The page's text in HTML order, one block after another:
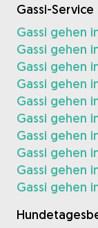
Gassi-Service
Gassi gehen
Gassi gehen
Gassi gehen
Gassi gehen
Gassi gehen
Gassi gehen
Gassi gehen
Gassi gehen
Gassi gehen
Gassi gehen